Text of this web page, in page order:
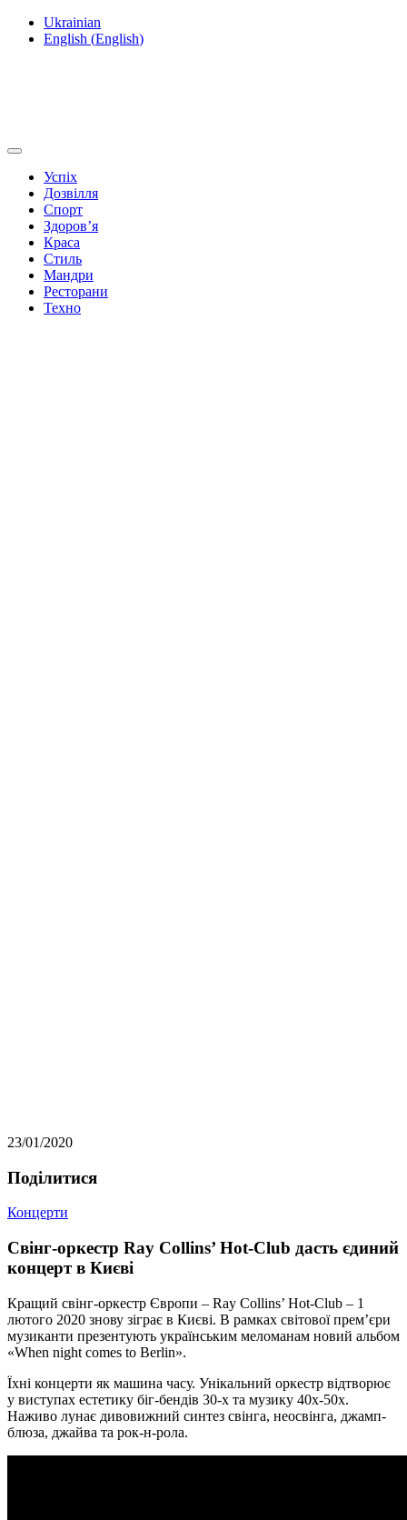
Ukrainian
English (English)
Успіх
Дозвілля
Спорт
Здоров’я
Краса
Стиль
Мандри
Ресторани
Техно
23/01/2020
Подiлитися
Концерти
Свінг-оркестр Ray Collins’ Hot-Club дасть єдиний
концерт в Києві
Кращий свінг-оркестр Європи – Ray Collins’ Hot-Club – 1
лютого 2020 знову зіграє в Києві. В рамках світової прем’єри
музиканти презентують українським меломанам новий альбом
«When night comes to Berlin».
Їхні концерти як машина часу. Унікальний оркестр відтворює
у виступах естетику біг-бендів 30-х та музику 40х-50х.
Наживо лунає дивовижний синтез свінга, неосвінга, джамп-
блюза, джайва та рок-н-рола.